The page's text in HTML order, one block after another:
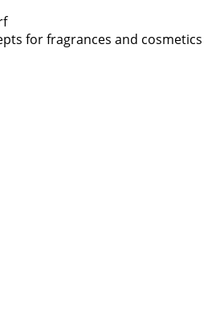
for fragrances and cosmetics